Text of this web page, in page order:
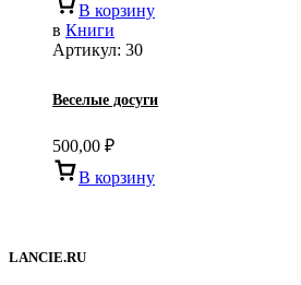
В корзину
в Книги
Артикул: 30
Веселые досуги
500,00 ₽
В корзину
LANCIE.RU